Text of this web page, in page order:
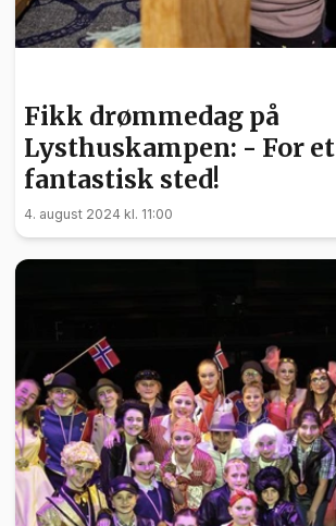
Fikk drømmedag på
Lysthuskampen: - For et
fantastisk sted!
4. august 2024 kl. 11:00